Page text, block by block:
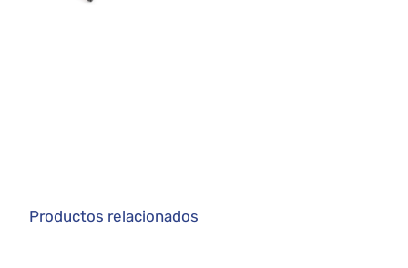
Productos relacionados